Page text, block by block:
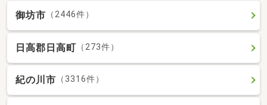
御坊市 （2446件）
日高郡日高町 （273件）
紀の川市 （3316件）